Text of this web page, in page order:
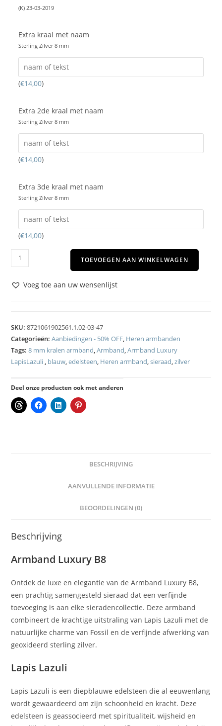
(K) 23-03-2019
Extra kraal met naam
Sterling Zilver 8 mm
(€14,00)
Extra 2de kraal met naam
Sterling Zilver 8 mm
(€14,00)
Extra 3de kraal met naam
Sterling Zilver 8 mm
(€14,00)
TOEVOEGEN AAN WINKELWAGEN
Voeg toe aan uw wensenlijst
SKU:8721061902561.1.02-03-47
Categorieën:Aanbiedingen - 50% OFF, Heren armbanden
Tags:8 mm kralen armband,Armband,Armband Luxury
LapisLazuli , blauw,edelsteen, Heren armband,sieraad,zilver
Deel onze producten ook met anderen
BESCHRIJVING
AANVULLENDE INFORMATIE
BEOORDELINGEN (0)
Beschrijving
Armband Luxury B8
Ontdek de luxe en elegantie van de Armband Luxury B8,
een prachtig samengesteld sieraad dat een verfijnde
toevoeging is aan elke sieradencollectie. Deze armband
combineert de krachtige uitstraling van Lapis Lazuli met de
natuurlijke charme van Fossil en de verfijnde afwerking van
geoxideerd sterling zilver.
Lapis Lazuli
Lapis Lazuli is een diepblauwe edelsteen die al eeuwenlang
wordt gewaardeerd om zijn schoonheid en kracht. Deze
edelsteen is geassocieerd met spiritualiteit, wijsheid en